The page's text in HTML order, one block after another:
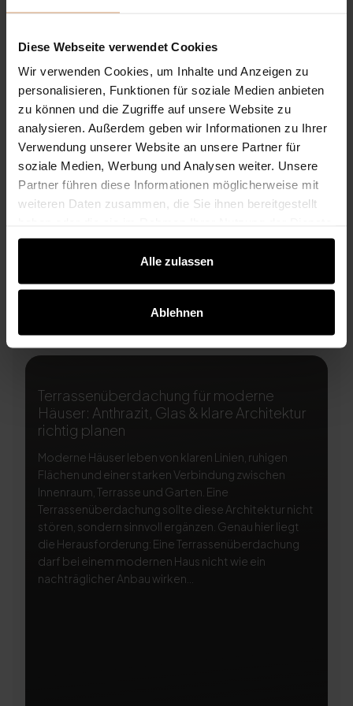
Diese Webseite verwendet Cookies
Wir verwenden Cookies, um Inhalte und Anzeigen zu
personalisieren, Funktionen für soziale Medien anbieten
zu können und die Zugriffe auf unsere Website zu
analysieren. Außerdem geben wir Informationen zu Ihrer
Verwendung unserer Website an unsere Partner für
soziale Medien, Werbung und Analysen weiter. Unsere
Partner führen diese Informationen möglicherweise mit
weiteren Daten zusammen, die Sie ihnen bereitgestellt
gesammelt haben.
Alle zulassen
Ablehnen
Jahreszins von 0,00% entspricht einem gebundenen
vorausgesetzt. Ein Angebot der Santander Wien:
Santander Consumer Bank GmbH, Wagramer Straße 19,
1220 Wien,
Die Angaben stellen zugleich das 2/3 Beispiel gemäß § 6
a Abs. 3 PAngV (Preisangabenverordnung) dar.
Terrassenüberdachung für moderne
Häuser: Anthrazit, Glas & klare Architektur
richtig planen
Moderne Häuser leben von klaren Linien, ruhigen
Flächen und einer starken Verbindung zwischen
Innenraum, Terrasse und Garten. Eine
Terrassenüberdachung sollte diese Architektur nicht
stören, sondern sinnvoll ergänzen. Genau hier liegt
die Herausforderung: Eine Terrassenüberdachung
darf bei einem modernen Haus nicht wie ein
nachträglicher Anbau wirken...